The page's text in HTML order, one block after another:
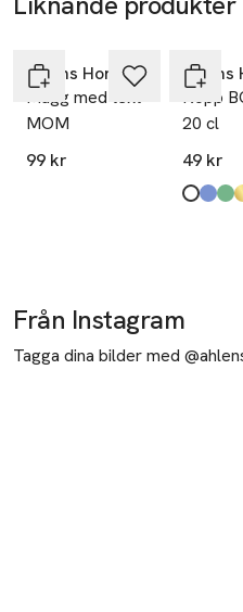
Åhléns Home
Mugg med text
MOM
99 kr
Åhléns
Kopp
20 cl
49 kr
White,
Blue,
Green,
Gold,
Från Instagram
Tagga dina bilder med